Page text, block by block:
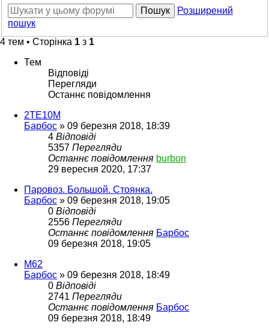
Пошук
Розширений
пошук
4 тем • Сторінка 1 з 1
Тем
Відповіді
Перегляди
Останнє повідомлення
2ТЕ10М
Барбос » 09 березня 2018, 18:39
4 Відповіді
5357 Перегляди
Останнє повідомлення burbon
29 вересня 2020, 17:37
Паровоз. Большой. Стоянка.
Барбос » 09 березня 2018, 19:05
0 Відповіді
2556 Перегляди
Останнє повідомлення Барбос
09 березня 2018, 19:05
М62
Барбос » 09 березня 2018, 18:49
0 Відповіді
2741 Перегляди
Останнє повідомлення Барбос
09 березня 2018, 18:49